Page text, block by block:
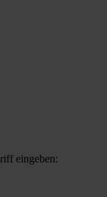
eingeben: